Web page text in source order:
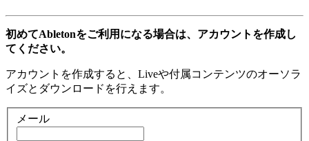
初めてAbletonをご利用になる場合は、アカウントを作成し
てください。
アカウントを作成すると、Liveや付属コンテンツのオーソラ
イズとダウンロードを行えます。
メール